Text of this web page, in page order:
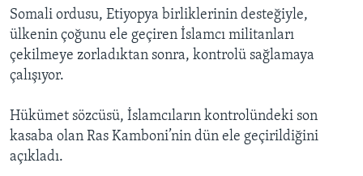
SAĞLIK
BİLİM VE TEKNOLOJİ
EKONOMİ
HAYATTAN
SANAT
İNGİLİZCE DERSLERİ
MULTİMEDYA
VİDEO GALERİ
LEARNING ENGLISH
BIZI TAKIP EDIN
Somali ordusu, Etiyopya birliklerinin desteğiyle,
ülkenin çoğunu ele geçiren İslamcı militanları
çekilmeye zorladıktan sonra, kontrolü sağlamaya
çalışıyor.
Hükümet sözcüsü, İslamcıların kontrolündeki son
kasaba olan Ras Kamboni’nin dün ele geçirildiğini
açıkladı.